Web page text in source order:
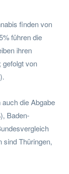
finden von
führen die
ihren
gefolgt von
die Abgabe
Baden-
sind Thüringen,